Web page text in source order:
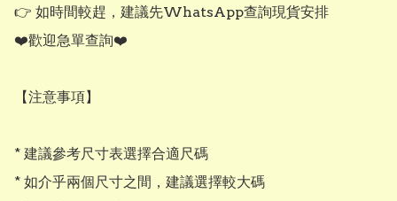
👉 如時間較趕，建議先WhatsApp查詢現貨安排
❤️歡迎急單查詢❤️
【注意事項】
* 建議參考尺寸表選擇合適尺碼
* 如介乎兩個尺寸之間，建議選擇較大碼